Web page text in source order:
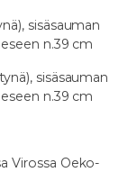
sisäsauman
n.39 cm
sisäsauman
n.39 cm
Virossa Oeko-